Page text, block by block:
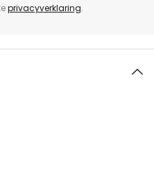
privacyverklaring.